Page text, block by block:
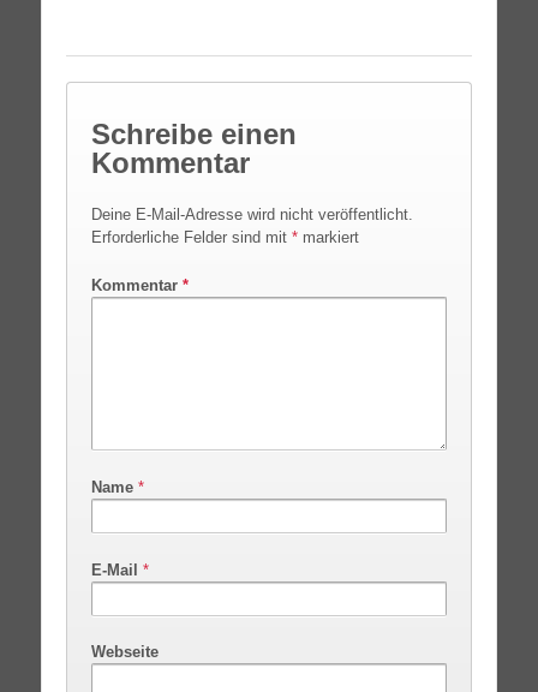
Schreibe einen
Kommentar
Deine E-Mail-Adresse wird nicht veröffentlicht.
Erforderliche Felder sind mit *markiert
Kommentar *
Name *
E-Mail *
Webseite